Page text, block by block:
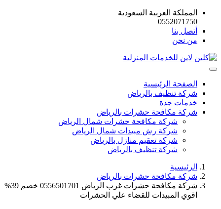
المملكة العربية السعودية
0552071750
أتصل بنا
من نحن
الصفحة الرئيسية
شركة تنظيف بالرياض
خدمات جدة
شركة مكافحة حشرات بالرياض
شركة مكافحة حشرات شمال الرياض
شركة رش مبيدات شمال الرياض
شركة تعقيم منازل بالرياض
شركة تنظيف بالرياض
الرئيسية
شركة مكافحة حشرات بالرياض
شركة مكافحة حشرات غرب الرياض 0556501701 خصم 39%
اقوي المبيدات للقضاء علي الحشرات